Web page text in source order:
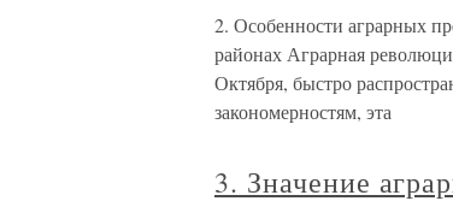
2. Особенности аграрных
районах Аграрная
Октября, быстро
закономерностям, эта
3. Значение